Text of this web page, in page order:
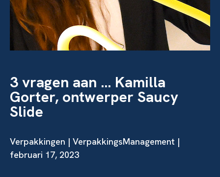
3 vragen aan … Kamilla
Gorter, ontwerper Saucy
Slide
Verpakkingen | VerpakkingsManagement |
februari 17, 2023